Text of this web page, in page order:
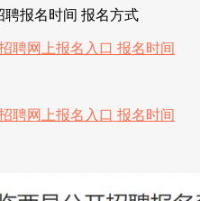
聘报名时间 报名方式